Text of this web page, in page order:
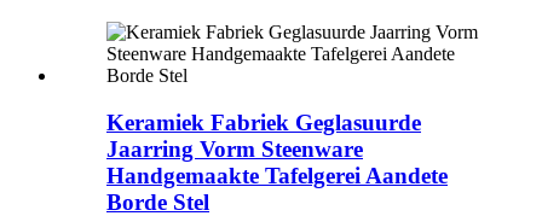
Keramiek Fabriek Geglasuurde
Jaarring Vorm Steenware
Handgemaakte Tafelgerei Aandete
Borde Stel